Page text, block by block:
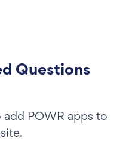
Questions
POWR apps to